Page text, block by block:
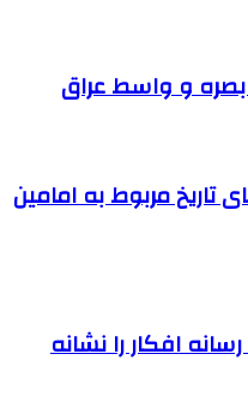
بصره و واسط عراق
تاریخ مربوط به امامین
افکار را نشانه